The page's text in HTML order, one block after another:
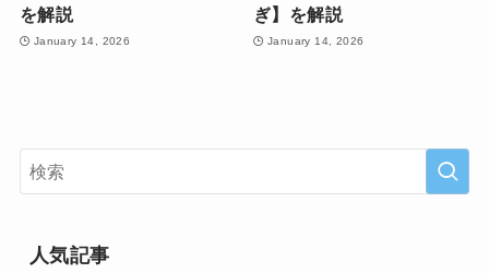
を解説
January 14, 2026
ぎ】を解説
January 14, 2026
人気記事